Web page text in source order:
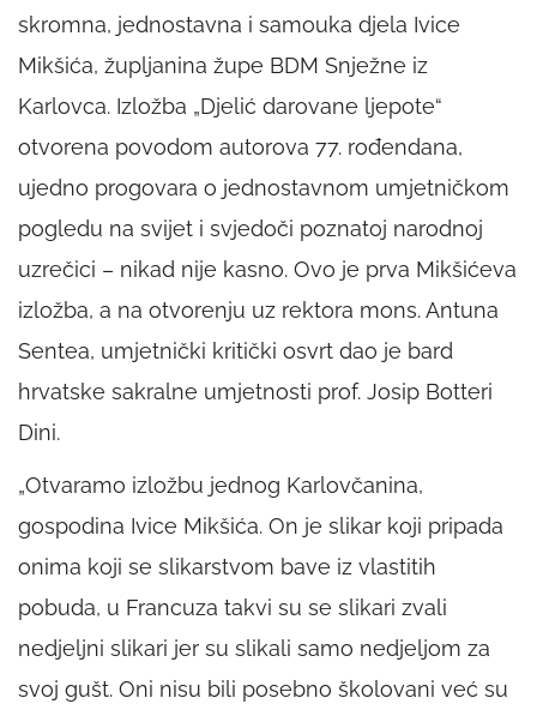
skromna, jednostavna i samouka djela Ivice
Mikšića, župljanina župe BDM Snježne iz
Karlovca. Izložba „Djelić darovane ljepote“
otvorena povodom autorova 77. rođendana,
ujedno progovara o jednostavnom umjetničkom
pogledu na svijet i svjedoči poznatoj narodnoj
uzrečici – nikad nije kasno. Ovo je prva Mikšićeva
izložba, a na otvorenju uz rektora mons. Antuna
Sentea, umjetnički kritički osvrt dao je bard
hrvatske sakralne umjetnosti prof. Josip Botteri
Dini.
„Otvaramo izložbu jednog Karlovčanina,
gospodina Ivice Mikšića. On je slikar koji pripada
onima koji se slikarstvom bave iz vlastitih
pobuda, u Francuza takvi su se slikari zvali
nedjeljni slikari jer su slikali samo nedjeljom za
svoj gušt. Oni nisu bili posebno školovani već su